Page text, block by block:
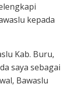
kepada
Kab. Buru,
saya sebagai
Bawaslu